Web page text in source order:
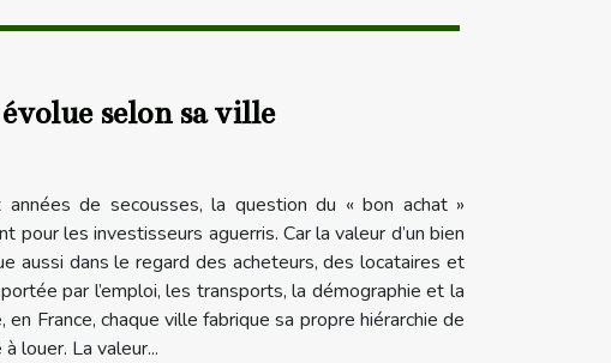
selon sa ville
de secousses, la question du « bon achat »
les investisseurs aguerris. Car la valeur d’un bien
aussi dans le regard des acheteurs, des locataires et
par l’emploi, les transports, la démographie et la
France, chaque ville fabrique sa propre hiérarchie de
louer. La valeur...